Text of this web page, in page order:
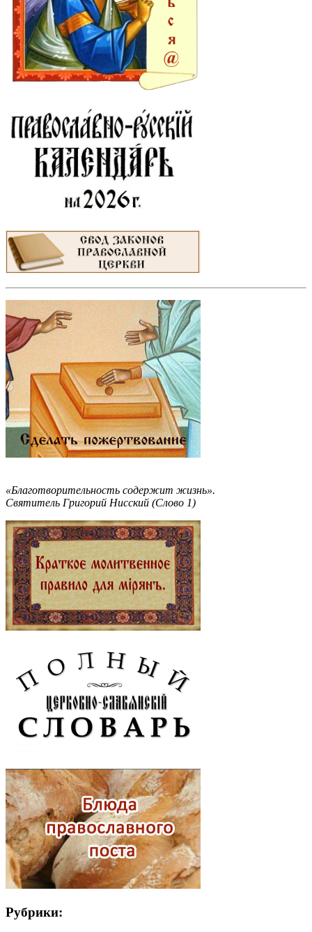
«Благотворительность содержит жизнь».
Святитель Григорий Нисский (Слово 1)
Рубрики: